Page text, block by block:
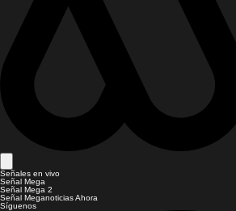
Señales en vivo
Señal Mega
Señal Mega 2
Señal Meganoticias Ahora
Síguenos